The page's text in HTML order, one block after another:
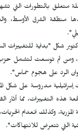
متعلق بالتطورات التي
منطقة الشرق الأوسط،
شكل "بداية للتغييرات
ومن ثم توسعت لتشمل حزب
الرد على هجوم حماس".
إسرائيلية مدروسة على
رقعة هذه التغييرات، مما
المزرية، وكذلك انعدام
التي تتعرض للانتهاكات".